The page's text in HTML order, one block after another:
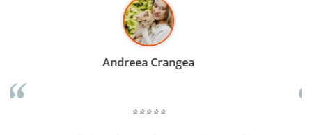
Madalina Stancea
⭐⭐⭐⭐⭐